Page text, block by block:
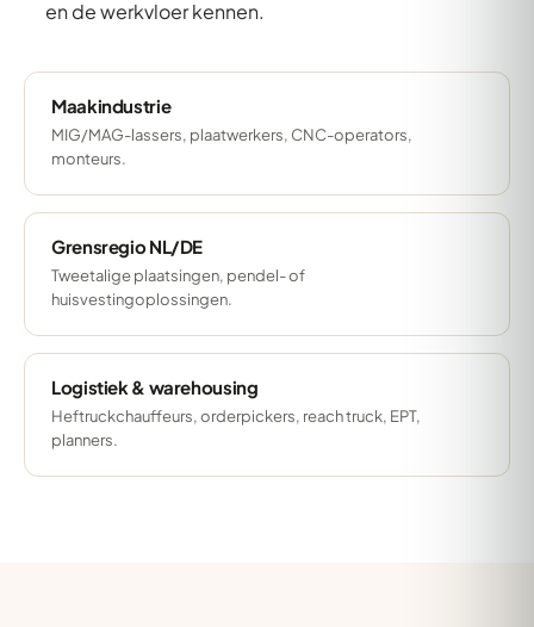
en de werkvloer kennen.
Maakindustrie
MIG/MAG-lassers, plaatwerkers, CNC-operators,
monteurs.
Grensregio NL/DE
Tweetalige plaatsingen, pendel- of
huisvestingoplossingen.
Logistiek & warehousing
Heftruckchauffeurs, orderpickers, reach truck, EPT,
planners.